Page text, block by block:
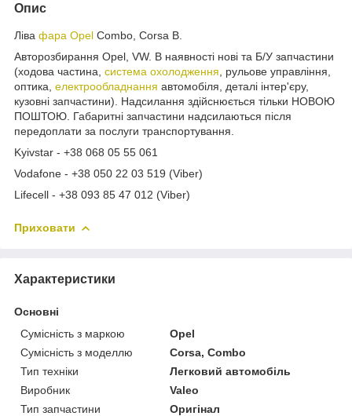
Опис
Ліва фара Opel Combo, Corsa B.
Авторозбирання Opel, VW. В наявності нові та Б/У запчастини
(ходова частина, система охолодження , рульове управління,
оптика, електрообладнання автомобіля, деталі інтер'єру,
кузовні запчастини). Надсилання здійснюється тільки НОВОЮ
ПОШТОЮ. Габаритні запчастини надсилаються після
передоплати за послуги транспортування.
Kyivstar - +38 068 05 55 061
Vodafone - +38 050 22 03 519 (Viber)
Lifecell - +38 093 85 47 012 (Viber)
Приховати
Характеристики
Основні
Сумісність з маркою
Opel
Сумісність з моделлю
Corsa, Combo
Тип техніки
Легковий автомобіль
Виробник
Valeo
Тип запчастини
Оригінал